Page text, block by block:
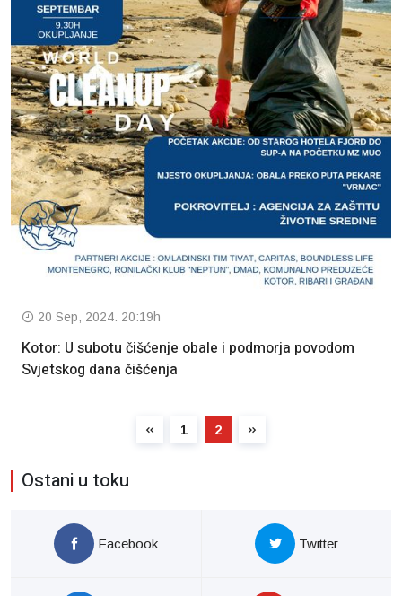
20 Sep, 2024. 20:19h
Kotor: U subotu čišćenje obale i podmorja povodom
Svjetskog dana čišćenja
1 2
Ostani u toku
Facebook Twitter